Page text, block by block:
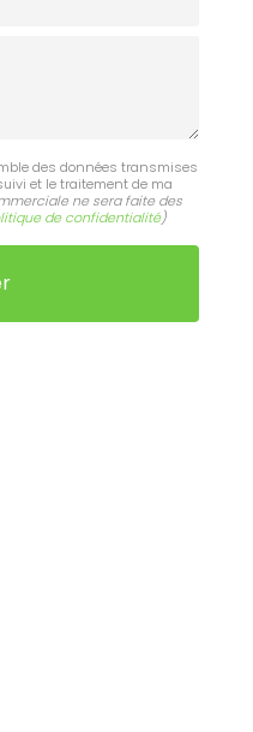
des données transmises
et le traitement de ma
ne sera faite des
de confidentialité)